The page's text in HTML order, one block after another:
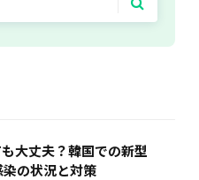
大丈夫？韓国での新型
の状況と対策